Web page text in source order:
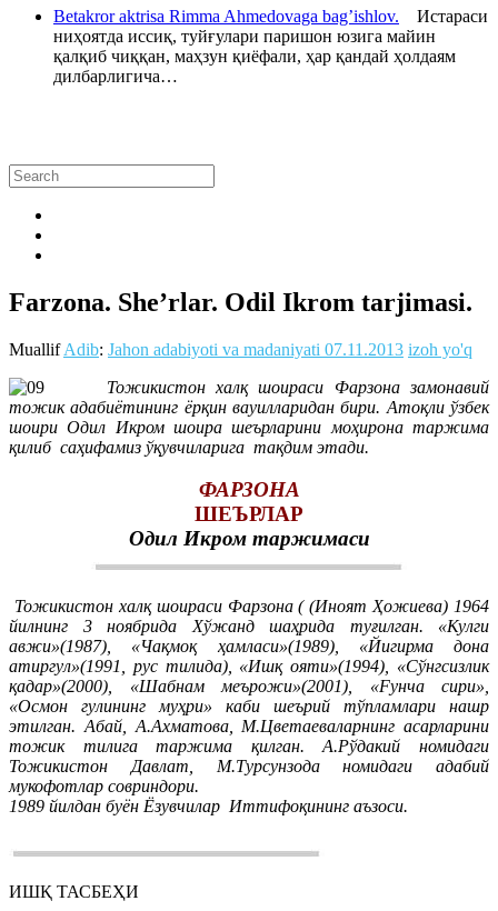
Betakror aktrisa Rimma Ahmedovaga bag’ishlov. Истараси
ниҳоятда иссиқ, туйғулари паришон юзига майин
қалқиб чиққан, маҳзун қиёфали, ҳар қандай ҳолдаям
дилбарлигича…
Farzona. She’rlar. Odil Ikrom tarjimasi.
MuallifAdib: Jahon adabiyoti va madaniyati 07.11.2013 izoh yo'q
Тожикистон халқ шоираси Фарзона замонавий
тожик адабиётининг ёрқин вауилларидан бири. Атоқли ўзбек
шоири Одил Икром шоира шеърларини моҳирона таржима
қилиб саҳифамиз ўқувчиларига тақдим этади.
ФАРЗОНА
ШЕЪРЛАР
Одил Икром таржимаси
Тожикистон халқ шоираси Фарзона ( (Иноят Ҳожиева) 1964
йилнинг 3 ноябрида Хўжанд шаҳрида туғилган. «Кулги
авжи»(1987), «Чақмоқ ҳамласи»(1989), «Йигирма дона
атиргул»(1991, рус тилида), «Ишқ ояти»(1994), «Сўнгсизлик
қадар»(2000), «Шабнам меърожи»(2001), «Fунча сири»,
«Осмон гулининг муҳри» каби шеърий тўпламлари нашр
этилган. Абай, А.Ахматова, М.Цветаеваларнинг асарларини
тожик тилига таржима қилган. А.Рўдакий номидаги
Тожикистон Давлат, М.Турсунзода номидаги адабий
мукофотлар совриндори.
1989 йилдан буён Ёзувчилар Иттифоқининг аъзоси.
ИШҚ ТАСБЕҲИ